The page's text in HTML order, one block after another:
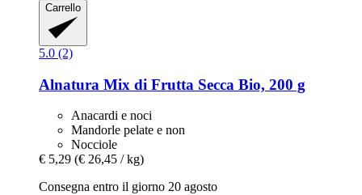
Carrello
5.0 (2)
Alnatura Mix di Frutta Secca Bio, 200 g
Anacardi e noci
Mandorle pelate e non
Nocciole
€ 5,29 (€ 26,45 / kg)
Consegna entro il giorno 20 agosto